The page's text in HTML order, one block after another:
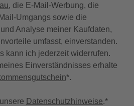
, die E-Mail-Werbung, die
Umgangs sowie die
Analyse meiner Kaufdaten,
umfasst, einverstanden.
kann ich jederzeit widerrufen.
Einverständnisses erhalte
*.
Datenschutzhinweise.